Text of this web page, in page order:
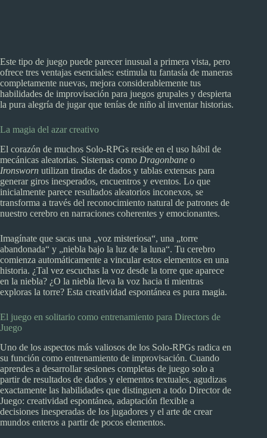
Este tipo de juego puede parecer inusual a primera vista, pero
ofrece tres ventajas esenciales: estimula tu fantasía de maneras
completamente nuevas, mejora considerablemente tus
habilidades de improvisación para juegos grupales y despierta
la pura alegría de jugar que tenías de niño al inventar historias.
La magia del azar creativo
El corazón de muchos Solo-RPGs reside en el uso hábil de
mecánicas aleatorias. Sistemas como Dragonbane o
Ironsworn utilizan tiradas de dados y tablas extensas para
generar giros inesperados, encuentros y eventos. Lo que
inicialmente parece resultados aleatorios inconexos, se
transforma a través del reconocimiento natural de patrones de
nuestro cerebro en narraciones coherentes y emocionantes.
Imagínate que sacas una „voz misteriosa“, una „torre
abandonada“ y „niebla bajo la luz de la luna“. Tu cerebro
comienza automáticamente a vincular estos elementos en una
historia. ¿Tal vez escuchas la voz desde la torre que aparece
en la niebla? ¿O la niebla lleva la voz hacia ti mientras
exploras la torre? Esta creatividad espontánea es pura magia.
El juego en solitario como entrenamiento para Directors de
Juego
Uno de los aspectos más valiosos de los Solo-RPGs radica en
su función como entrenamiento de improvisación. Cuando
aprendes a desarrollar sesiones completas de juego solo a
partir de resultados de dados y elementos textuales, agudizas
exactamente las habilidades que distinguen a todo Director de
Juego: creatividad espontánea, adaptación flexible a
decisiones inesperadas de los jugadores y el arte de crear
mundos enteros a partir de pocos elementos.